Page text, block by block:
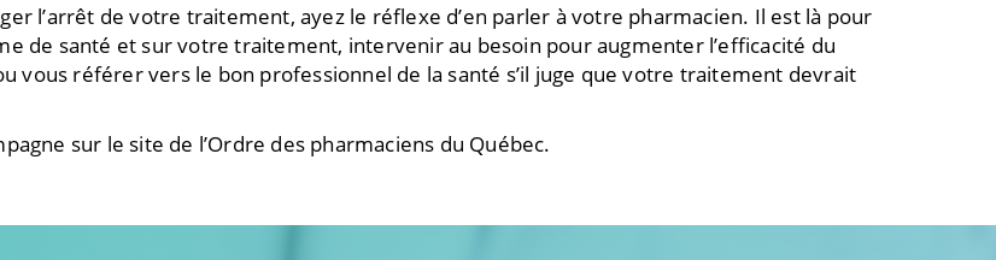
l’arrêt de votre traitement, ayez le réflexe d’en parler à votre pharmacien. Il est là pour
de santé et sur votre traitement, intervenir au besoin pour augmenter l’efficacité du
vous référer vers le bon professionnel de la santé s’il juge que votre traitement devrait
sur le site de l’Ordre des pharmaciens du Québec.